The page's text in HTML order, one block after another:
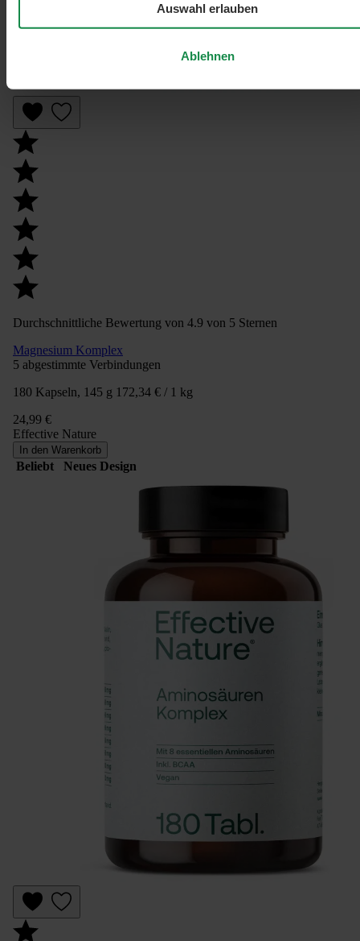
Auswahl erlauben
Ablehnen
Durchschnittliche Bewertung von 4.9 von 5 Sternen
Magnesium Komplex
5 abgestimmte Verbindungen
180 Kapseln, 145 g 172,34 € / 1 kg
24,99 €
Effective Nature
In den Warenkorb
Beliebt Neues Design